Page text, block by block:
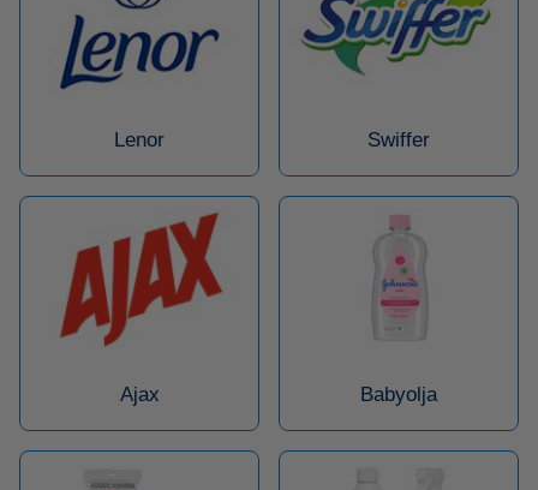
Lenor Swiffer
Ajax Babyolja